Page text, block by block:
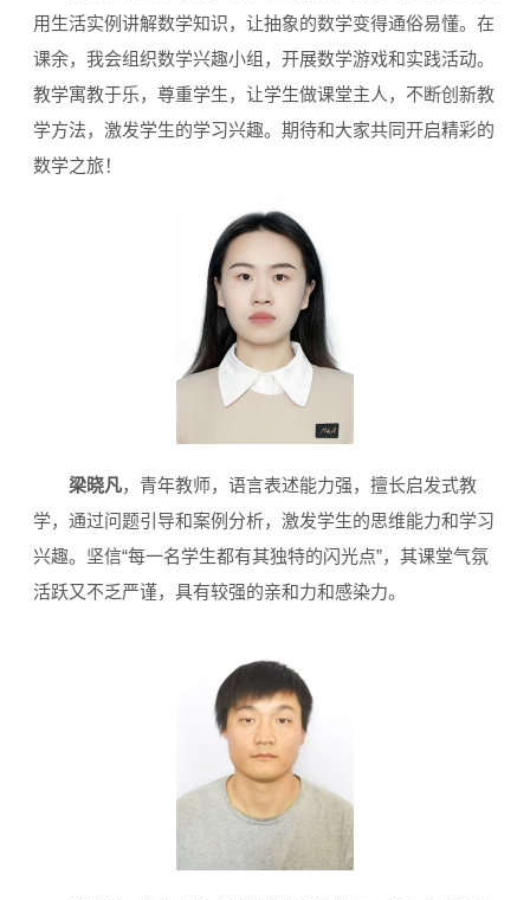
用生活实例讲解数学知识，让抽象的数学变得通俗易懂。在
课余，我会组织数学兴趣小组，开展数学游戏和实践活动。
教学寓教于乐，尊重学生，让学生做课堂主人，不断创新教
学方法，激发学生的学习兴趣。期待和大家共同开启精彩的
数学之旅！
梁晓凡，青年教师，语言表述能力强，擅长启发式教
学，通过问题引导和案例分析，激发学生的思维能力和学习
兴趣。坚信“每一名学生都有其独特的闪光点”，其课堂气氛
活跃又不乏严谨，具有较强的亲和力和感染力。